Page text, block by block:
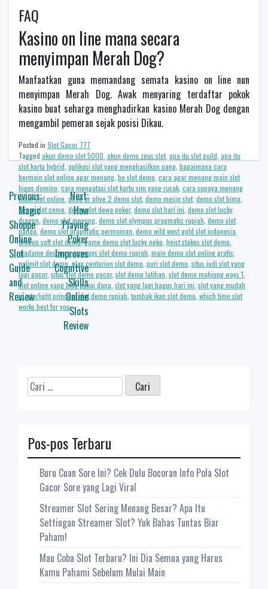
FAQ
Kasino on line mana secara
menyimpan Merah Dog?
Manfaatkan guna memandang semata kasino on line nun
menyimpan Merah Dog. Awak menyaring terdaftar pokok
kasino buat seharga menghadirkan kasino Merah Dog dengan
mengambil pemeran sejak posisi Dikau.
Posted in Slot Gacor 777
Tagged akun demo slot 5000 akun demo zeus slot, apa itu slot guild apa itu
slot kartu hybrid aplikasi slot yang menghasilkan uang bagaimana cara
bermain slot online agar menang bo slot demo cara agar menang main slot
higgs domino cara mengatasi slot kartu sim yang rusak cara supaya menang
main slot online dead or alive 2 demo slot, demo mesin slot, demo slot bima
demo slot ceme demo slot dewa poker, demo slot hari ini demo slot lucky
dragon demo slot mayong demo slot olympus pragmatic rupiah demo slot
panda demo slot pragmatic permainan demo wild west gold slot indonesia
dragon soft slot demo,game demo slot lucky neko heist stakes slot demo
madame destiny megaways slot demo rupiah main demo slot online gratis
nolimit slot demo play centurion slot demo puri slot demo situs judi slot yang
lagi gacor, situs slot demo gacor, slot demo latihan slot demo mahjong ways 1
slot online yang bisa pakai dana slot yang lagi bagus hari ini slot yang mudah
jp,starlight princess slot demo rupiah tembak ikan slot demo which time slot
works best for you
Navigasi
pos
Previous:
Magic
Shoppe
Online
Slot
Guide
and
Review
Next:
How
Playing
Poker
Improves
Cognitive
Skills
Online
Slots
Review
Cari
untuk:
Pos-pos Terbaru
Buru Cuan Sore Ini? Cek Dulu Bocoran Info Pola Slot
Gacor Sore yang Lagi Viral
Streamer Slot Sering Menang Besar? Apa Itu
Settingan Streamer Slot? Yuk Bahas Tuntas Biar
Paham!
Mau Coba Slot Terbaru? Ini Dia Semua yang Harus
Kamu Pahami Sebelum Mulai Main